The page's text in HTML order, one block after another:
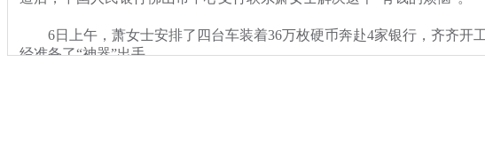
6日上午，萧女士安排了四台车装着36万枚硬币奔赴4家银行，齐齐开
经准备了“神器”出手。